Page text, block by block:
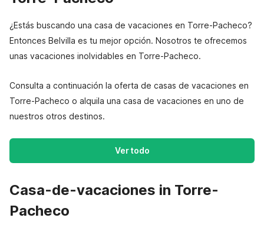
¿Estás buscando una casa de vacaciones en Torre-Pacheco?
Entonces Belvilla es tu mejor opción. Nosotros te ofrecemos
unas vacaciones inolvidables en Torre-Pacheco.
Consulta a continuación la oferta de casas de vacaciones en
Torre-Pacheco o alquila una casa de vacaciones en uno de
nuestros otros destinos.
Ver todo
Casa-de-vacaciones in Torre-
Pacheco